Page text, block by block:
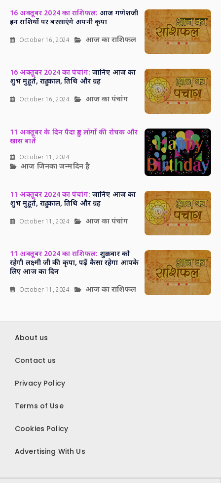
16 अक्तूबर 2024 का राशिफल: आज गणेशजी
इन राशियों पर बरसाएंगे अपनी कृपा
October 16, 2024 आज का राशिफल
16 अक्तूबर 2024 का पंचांग: जानिए आज का
शुभ मुहूर्त, राहु काल, तिथि और ग्रह
October 16, 2024 आज का पंचांग
11 अक्तूबर के दिन पैदा हुए लोगों की रोचक और
खास बातें
October 11, 2024
आज जिनका जन्मदिन है
11 अक्तूबर 2024 का पंचांग: जानिए आज का
शुभ मुहूर्त, राहु काल, तिथि और ग्रह
October 11, 2024 आज का पंचांग
11 अक्तूबर 2024 का राशिफल: शुक्रवार को
रहेगी लक्ष्मी जी की कृपा, पढ़ें कैसा रहेगा आपके
लिए आज का दिन
October 11, 2024 आज का राशिफल
About us
Contact us
Privacy Policy
Terms of Use
Cookies Policy
Advertising With Us